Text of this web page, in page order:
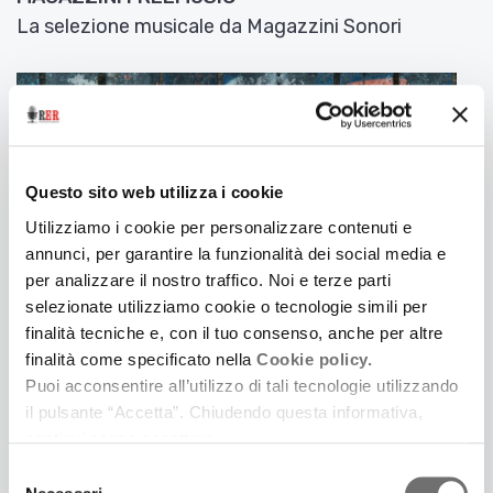
Questo sito web utilizza i cookie
Utilizziamo i cookie per personalizzare contenuti e
annunci, per garantire la funzionalità dei social media e
per analizzare il nostro traffico. Noi e terze parti
selezionate utilizziamo cookie o tecnologie simili per
finalità tecniche e, con il tuo consenso, anche per altre
finalità come specificato nella Cookie policy.
Puoi acconsentire all’utilizzo di tali tecnologie utilizzando
il pulsante “Accetta”. Chiudendo questa informativa,
La selezione musicale da Magazzini Sonori
5 Aprile 2017
MAGAZZINI FREEMUSIC